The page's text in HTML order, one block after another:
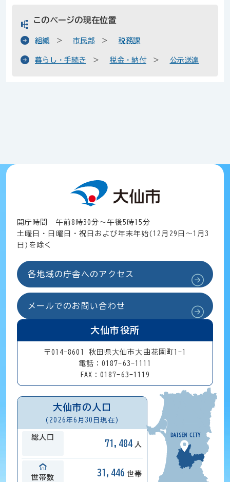
このページの現在位置
組織 市民部 税務課
暮らし・手続き 税金・納付 公示送達
開庁時間 午前8時30分～午後5時15分
土曜日・日曜日・祝日および年末年始(12月29日～1月3
日)を除く
各地域の庁舎へのアクセス
メールでのお問い合わせ
大仙市役所
〒014-8601 秋田県大仙市大曲花園町1-1
電話：0187-63-1111
FAX：0187-63-1119
大仙市の人口
(2026年6月30日現在)
総人口
71,484 人
世帯数
31,446 世帯